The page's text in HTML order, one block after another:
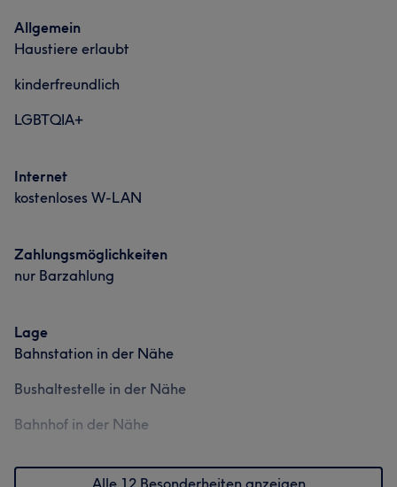
Professionell
Was unsere Kunden über Alush sagen
Freundlich 6
Allgemein
Haustiere erlaubt
kinderfreundlich
LGBTQIA+
Internet
kostenloses W-LAN
Zahlungsmöglichkeiten
nur Barzahlung
Lage
Bahnstation in der Nähe
Bushaltestelle in der Nähe
Bahnhof in der Nähe
Alle 12 Besonderheiten anzeigen